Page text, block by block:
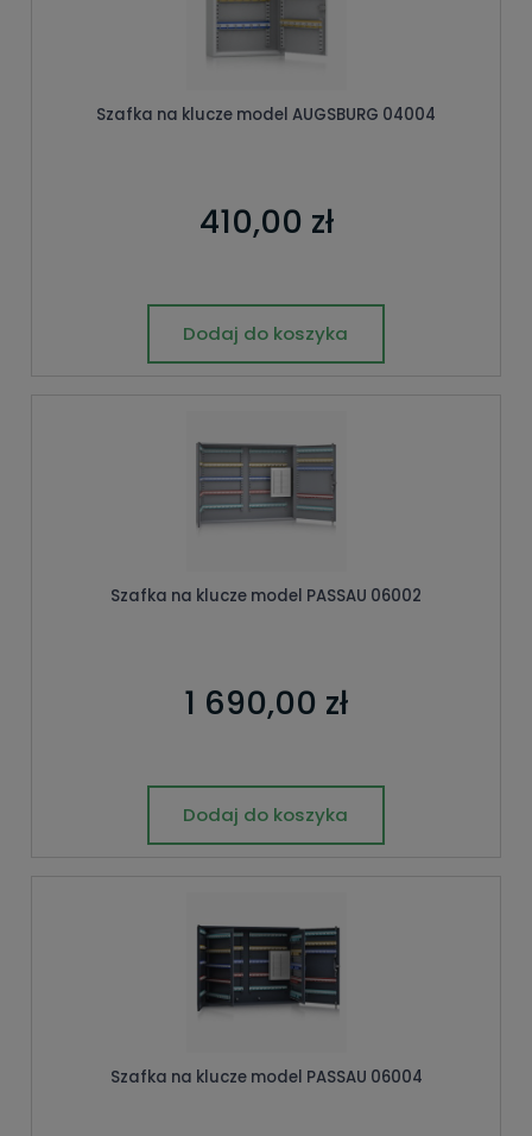
Szafka na klucze model AUGSBURG 04004
410,00 zł
Dodaj do koszyka
Szafka na klucze model PASSAU 06002
1 690,00 zł
Dodaj do koszyka
Szafka na klucze model PASSAU 06004